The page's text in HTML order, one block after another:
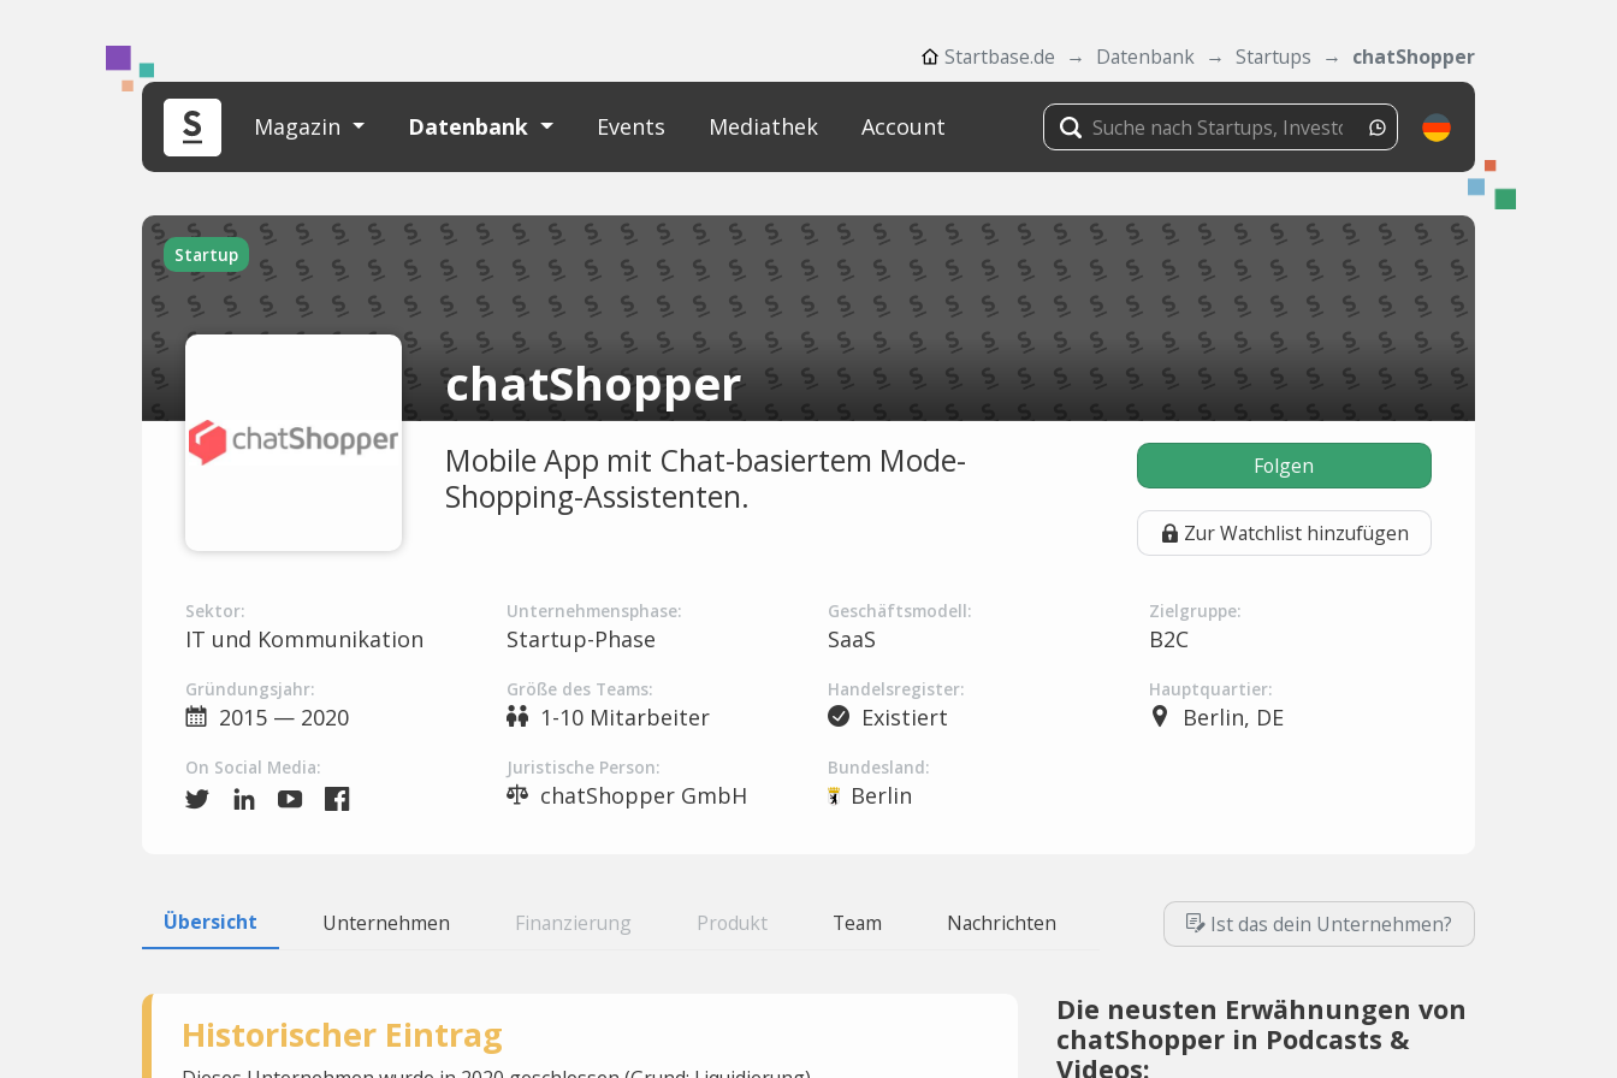
Startbase.de Datenbank Startups chatShopper
Magazin Datenbank Events Mediathek Account
Startup
chatShopper
Mobile App mit Chat-basiertem Mode-
Shopping-Assistenten.
Folgen
Zur Watchlist hinzufügen
Sektor:
IT und Kommunikation
Unternehmensphase:
Startup-Phase
Geschäftsmodell:
SaaS
Zielgruppe:
B2C
Gründungsjahr:
2015 — 2020
Größe des Teams:
1-10 Mitarbeiter
Handelsregister:
Existiert
Hauptquartier:
Berlin, DE
On Social Media: Juristische Person:
chatShopper GmbH
Bundesland:
Berlin
Übersicht Unternehmen Finanzierung Produkt Team Nachrichten Ist das dein Unternehmen?
Historischer Eintrag
Die neusten Erwähnungen von
chatShopper in Podcasts &
Videos: